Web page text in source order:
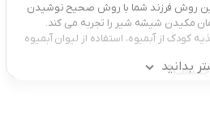
با این روش فرزند شما با روش صحیح نوشیدن
مکیدن شیشه شیر را تجربه می کند.
از آبمیوه، استفاده از لیوان آبمیوه
چیست؟
بدانید